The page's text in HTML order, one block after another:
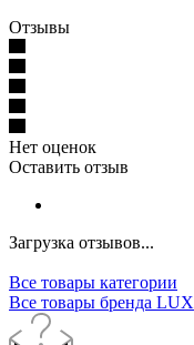
Отзывы
Нет оценок
Оставить отзыв
Загрузка отзывов...
Все товары категории
Все товары бренда LUX